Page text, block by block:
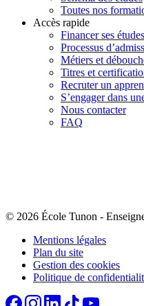
Toutes nos
Accès rapide
Financer ses études
Processus
Métiers et
Titres et
Recruter un
S’engager dans
Nous contacter
FAQ
© 2026 École Tunon -
Mentions légales
Plan du site
Gestion des cookies
Politique de